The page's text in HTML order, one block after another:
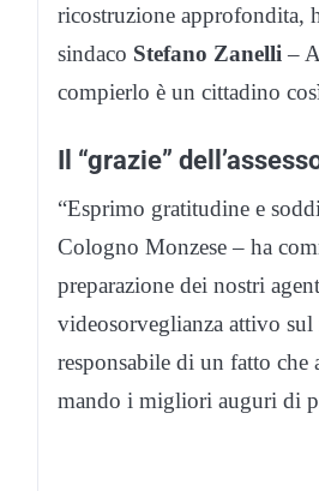
ricostruzione approfondita,
sindaco Stefano Zanelli –
compierlo è un cittadino
Il “grazie”
“Esprimo gratitudine e
Cologno Monzese – ha
preparazione dei nostri
videosorveglianza attivo
responsabile di un fatto che
mando i migliori auguri di